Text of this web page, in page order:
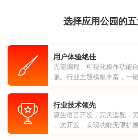
选择应用公园的
用户体验绝佳
无需编程，可视化操作功能
版。行业主题模板丰富，一
行业技术领先
源生语言开发，完美适配，
二次开发，实现功能无限扩展